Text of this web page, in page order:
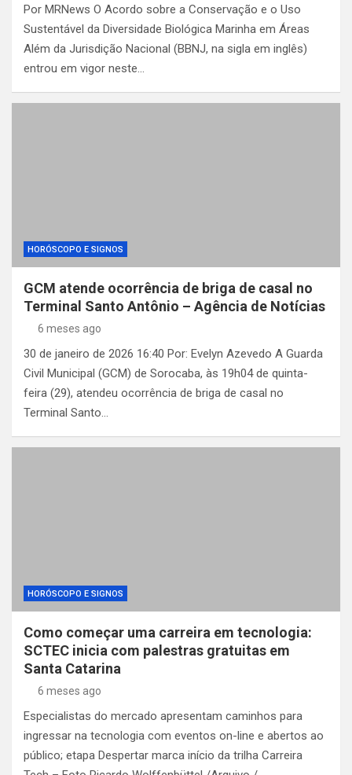
Por MRNews O Acordo sobre a Conservação e o Uso
Sustentável da Diversidade Biológica Marinha em Áreas
Além da Jurisdição Nacional (BBNJ, na sigla em inglês)
entrou em vigor neste…
HORÓSCOPO E SIGNOS
GCM atende ocorrência de briga de casal no
Terminal Santo Antônio – Agência de Notícias
6 meses ago
30 de janeiro de 2026 16:40 Por: Evelyn Azevedo A Guarda
Civil Municipal (GCM) de Sorocaba, às 19h04 de quinta-
feira (29), atendeu ocorrência de briga de casal no
Terminal Santo…
HORÓSCOPO E SIGNOS
Como começar uma carreira em tecnologia:
SCTEC inicia com palestras gratuitas em
Santa Catarina
6 meses ago
Especialistas do mercado apresentam caminhos para
ingressar na tecnologia com eventos on-line e abertos ao
público; etapa Despertar marca início da trilha Carreira